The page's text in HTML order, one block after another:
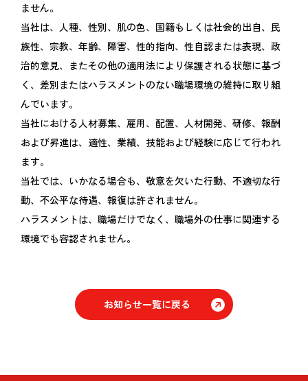
ません。
当社は、人種、性別、肌の色、国籍もしくは社会的出自、民
族性、宗教、年齢、障害、性的指向、性自認または表現、政
治的意見、またその他の適用法により保護される状態に基づ
く、差別またはハラスメントのない職場環境の維持に取り組
んでいます。
当社における人材募集、雇用、配置、人材開発、研修、報酬
および昇進は、適性、業績、技能および経験に応じて行われ
ます。
当社では、いかなる場合も、敬意を欠いた行動、不適切な行
動、不公平な待遇、報復は許されません。
ハラスメントは、職場だけでなく、職場外の仕事に関連する
環境でも容認されません。
お知らせ一覧に戻る